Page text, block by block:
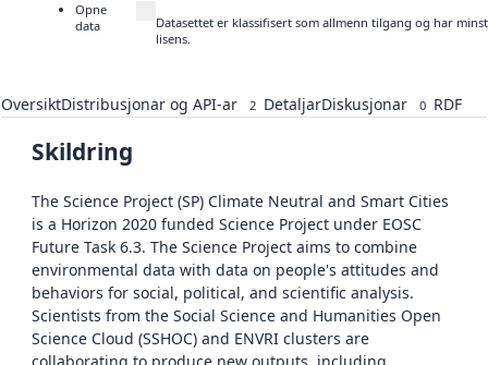
Opne
data
Datasettet er klassifisert som allmenn tilgang og har
lisens.
OversiktDistribusjonar og API-ar 2 DetaljarDiskusjonar 0 RDF
Skildring
The Science Project (SP) Climate Neutral and Smart Cities
is a Horizon 2020 funded Science Project under EOSC
Future Task 6.3. The Science Project aims to combine
environmental data with data on people's attitudes and
behaviors for social, political, and scientific analysis.
Scientists from the Social Science and Humanities Open
Science Cloud (SSHOC) and ENVRI clusters are